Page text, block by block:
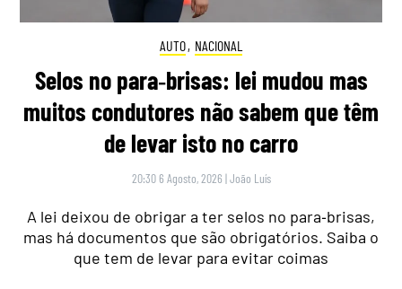
AUTO, NACIONAL
Selos no para‑brisas: lei mudou mas
muitos condutores não sabem que têm
de levar isto no carro
20:30 6 Agosto, 2026 |João Luís
A lei deixou de obrigar a ter selos no para‑brisas,
mas há documentos que são obrigatórios. Saiba o
que tem de levar para evitar coimas